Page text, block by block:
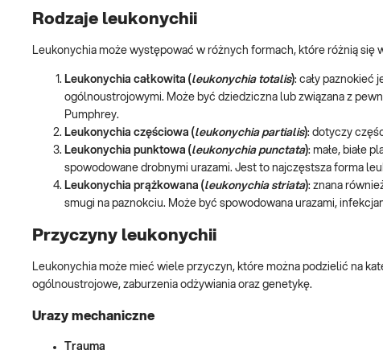
Rodzaje leukonychii
Leukonychia może występować w różnych formach, które różnią się
Leukonychia całkowita (leukonychia totalis): cały paznokieć
ogólnoustrojowymi. Może być dziedziczna lub związana z
Pumphrey.
Leukonychia częściowa (leukonychia partialis): dotyczy
Leukonychia punktowa (leukonychia punctata): małe, białe
spowodowane drobnymi urazami. Jest to najczęstsza forma
Leukonychia prążkowana (leukonychia striata): znana
smugi na paznokciu. Może być spowodowana urazami,
Przyczyny leukonychii
Leukonychia może mieć wiele przyczyn, które można podzielić na
ogólnoustrojowe, zaburzenia odżywiania oraz genetykę.
Urazy mechaniczne
Trauma